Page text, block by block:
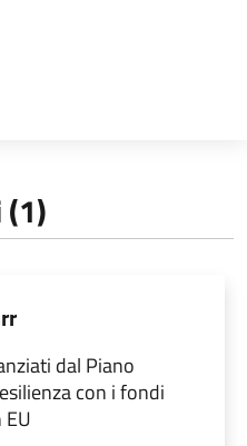
dal Piano
con i fondi